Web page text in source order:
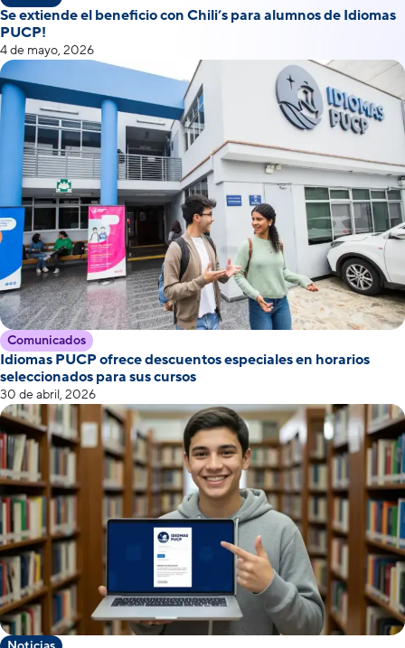
Se extiende el beneficio con Chili’s para alumnos de Idiomas
PUCP!
4 de mayo, 2026
Comunicados
Idiomas PUCP ofrece descuentos especiales en horarios
seleccionados para sus cursos
30 de abril, 2026